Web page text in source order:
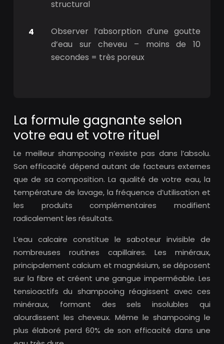
structural
Observer l’absorption d’une goutte
d’eau sur cheveu – moins de 10
secondes = très poreux
La formule gagnante selon
votre eau et votre rituel
Le meilleur shampooing n’existe pas dans l’absolu.
Son efficacité dépend autant de facteurs externes
que de sa composition. La qualité de votre eau, la
température de lavage, la fréquence d’utilisation et
les produits complémentaires modifient
radicalement les résultats.
L’eau calcaire constitue le saboteur invisible de
nombreuses routines capillaires. Les minéraux,
principalement calcium et magnésium, se déposent
sur la fibre et créent une gangue imperméable. Les
tensioactifs du shampooing réagissent avec ces
minéraux, formant des sels insolubles qui
alourdissent les cheveux. Même le shampooing le
plus élaboré perd 60% de son efficacité dans une